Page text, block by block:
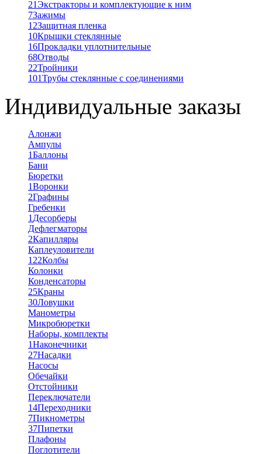
21Экстракторы и комплектующие к ним
7Зажимы
12Защитная пленка
10Крышки стеклянные
16Прокладки уплотнительные
68Отводы
22Тройники
101Трубы стеклянные с соединениями
Индивидуальные заказы
Алонжи
Ампулы
1Баллоны
Бани
Бюретки
1Воронки
2Графины
Гребенки
1 Десорберы
Дефлегматоры
2Капилляры
Каплеуловители
122Колбы
Колонки
Конденсаторы
25Краны
30Ловушки
Манометры
Микробюретки
Наборы, комплекты
1Наконечники
27Насадки
Насосы
Обечайки
Отстойники
Переключатели
14Переходники
7Пикнометры
37Пипетки
Плафоны
Поглотители